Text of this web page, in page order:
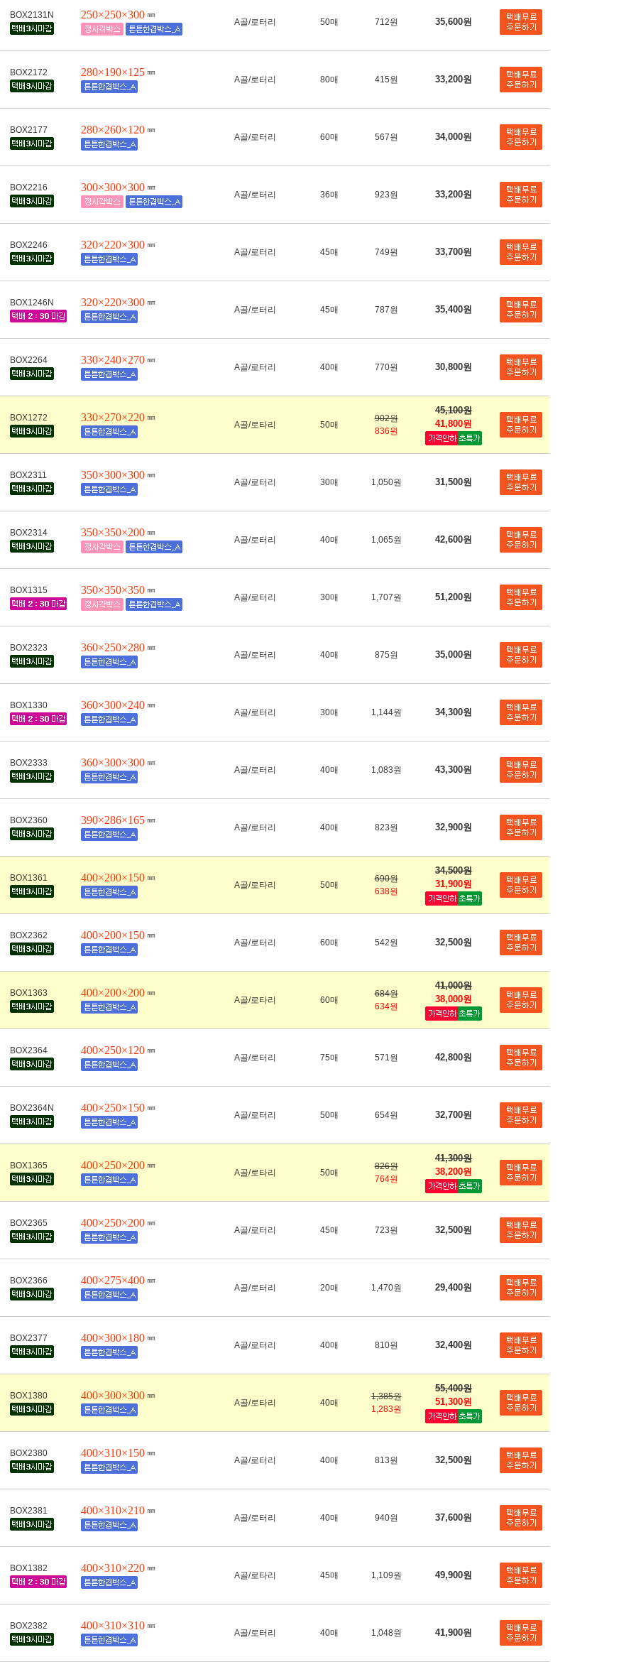
BOX2131N 250×250×300 ㎜
A골/로터리 50매 712원 35,600원
BOX2172 280×190×125 ㎜
A골/로터리 80매 415원 33,200원
BOX2177 280×260×120 ㎜
A골/로터리 60매 567원 34,000원
BOX2216 300×300×300 ㎜
A골/로터리 36매 923원 33,200원
BOX2246 320×220×300 ㎜
A골/로터리 45매 749원 33,700원
BOX1246N 320×220×300 ㎜
A골/로터리 45매 787원 35,400원
BOX2264 330×240×270 ㎜
A골/로터리 40매 770원 30,800원
BOX1272 330×270×220 ㎜
A골/로타리 50매
902원
836원
45,100원
41,800원
BOX2311 350×300×300 ㎜
A골/로터리 30매 1,050원 31,500원
BOX2314 350×350×200 ㎜
A골/로터리 40매 1,065원 42,600원
BOX1315 350×350×350 ㎜
A골/로터리 30매 1,707원 51,200원
BOX2323 360×250×280 ㎜
A골/로터리 40매 875원 35,000원
BOX1330 360×300×240 ㎜
A골/로터리 30매 1,144원 34,300원
BOX2333 360×300×300 ㎜
A골/로터리 40매 1,083원 43,300원
BOX2360 390×286×165 ㎜
A골/로터리 40매 823원 32,900원
BOX1361 400×200×150 ㎜
A골/로타리 50매
690원
638원
34,500원
31,900원
BOX2362 400×200×150 ㎜
A골/로터리 60매 542원 32,500원
BOX1363 400×200×200 ㎜
A골/로타리 60매
684원
634원
41,000원
38,000원
BOX2364 400×250×120 ㎜
A골/로터리 75매 571원 42,800원
BOX2364N 400×250×150 ㎜
A골/로터리 50매 654원 32,700원
BOX1365 400×250×200 ㎜
A골/로타리 50매
826원
764원
41,300원
38,200원
BOX2365 400×250×200 ㎜
A골/로터리 45매 723원 32,500원
BOX2366 400×275×400 ㎜
A골/로터리 20매 1,470원 29,400원
BOX2377 400×300×180 ㎜
A골/로터리 40매 810원 32,400원
BOX1380 400×300×300 ㎜
A골/로타리 40매
1,385원
1,283원
55,400원
51,300원
BOX2380 400×310×150 ㎜
A골/로터리 40매 813원 32,500원
BOX2381 400×310×210 ㎜
A골/로터리 40매 940원 37,600원
BOX1382 400×310×220 ㎜
A골/로타리 45매 1,109원 49,900원
BOX2382 400×310×310 ㎜
A골/로터리 40매 1,048원 41,900원